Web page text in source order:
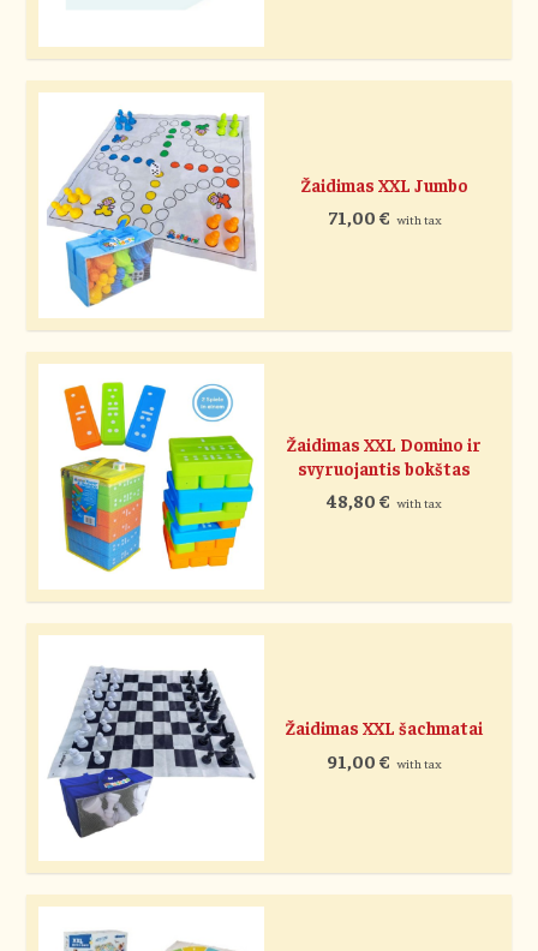
Žaidimas XXL Jumbo
71,00 € with tax
Žaidimas XXL Domino ir
svyruojantis bokštas
48,80€ with tax
Žaidimas XXL šachmatai
91,00€ with tax